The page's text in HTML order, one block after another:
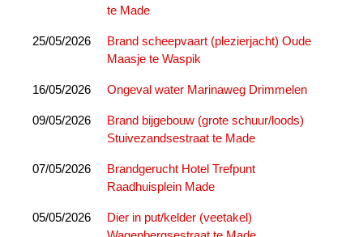
te Made
25/05/2026
Brand scheepvaart (plezierjacht) Oude
Maasje te Waspik
16/05/2026 Ongeval water Marinaweg Drimmelen
09/05/2026
Brand bijgebouw (grote schuur/loods)
Stuivezandsestraat te Made
07/05/2026
Brandgerucht Hotel Trefpunt
Raadhuisplein Made
05/05/2026
Dier in put/kelder (veetakel)